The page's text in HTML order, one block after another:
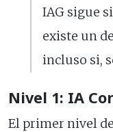
IAG sigue
existe un
incluso si,
Nivel 1: IA
El primer nivel